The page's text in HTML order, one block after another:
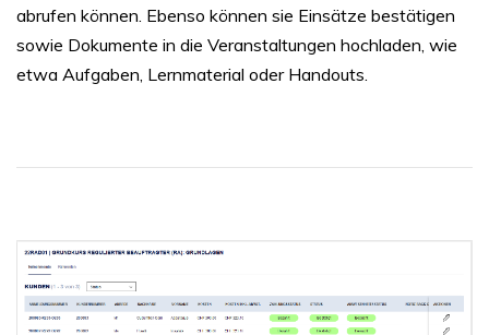
abrufen können. Ebenso können sie Einsätze bestätigen
sowie Dokumente in die Veranstaltungen hochladen, wie
etwa Aufgaben, Lernmaterial oder Handouts.